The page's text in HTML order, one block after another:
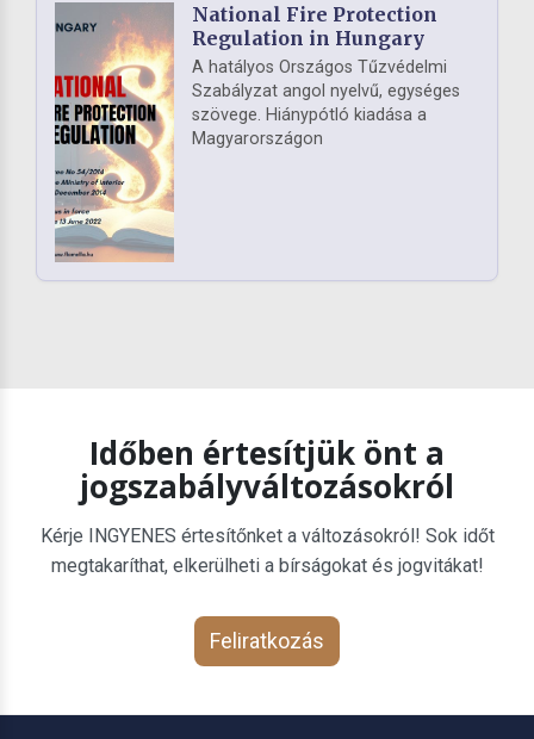
National Fire Protection
Regulation in Hungary
A hatályos Országos Tűzvédelmi
Szabályzat angol nyelvű, egységes
szövege. Hiánypótló kiadása a
Magyarországon
Időben értesítjük önt a
jogszabályváltozásokról
Kérje INGYENES értesítőnket a változásokról! Sok időt
megtakaríthat, elkerülheti a bírságokat és jogvitákat!
Feliratkozás